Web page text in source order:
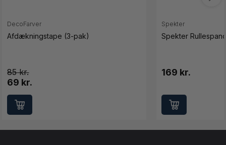
DecoFarver
Afdækningstape (3-pak)
85
69 kr.
Spekter
Spekter
169 kr.